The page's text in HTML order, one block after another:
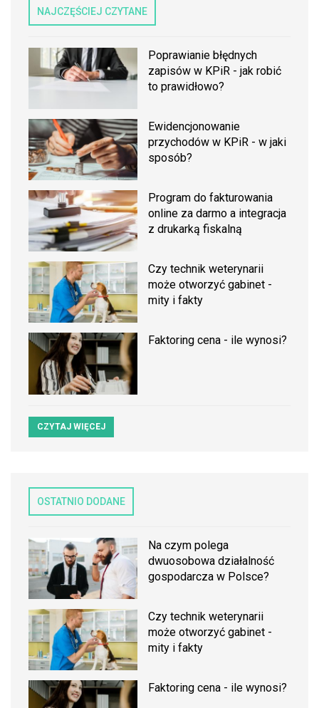
NAJCZĘŚCIEJ CZYTANE
Poprawianie błędnych
zapisów w KPiR - jak robić
to prawidłowo?
Ewidencjonowanie
przychodów w KPiR - w jaki
sposób?
Program do fakturowania
online za darmo a integracja
z drukarką fiskalną
Czy technik weterynarii
może otworzyć gabinet -
mity i fakty
Faktoring cena - ile wynosi?
CZYTAJ WIĘCEJ
OSTATNIO DODANE
Na czym polega
dwuosobowa działalność
gospodarcza w Polsce?
Czy technik weterynarii
może otworzyć gabinet -
mity i fakty
Faktoring cena - ile wynosi?